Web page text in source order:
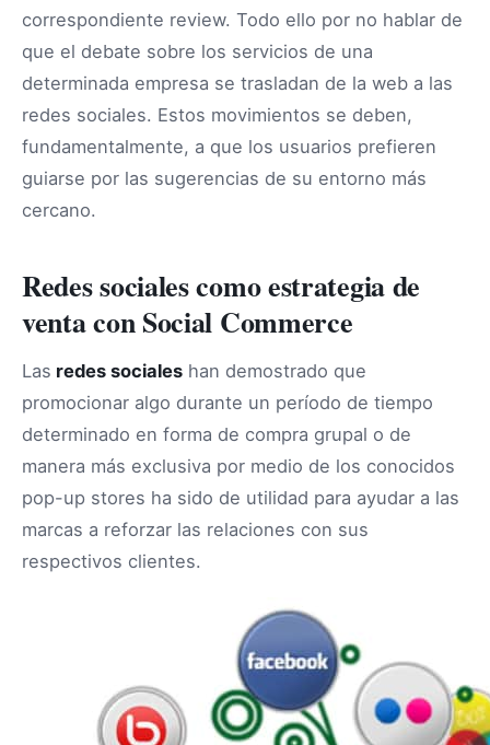
correspondiente review. Todo ello por no hablar de
que el debate sobre los servicios de una
determinada empresa se trasladan de la web a las
redes sociales. Estos movimientos se deben,
fundamentalmente, a que los usuarios prefieren
guiarse por las sugerencias de su entorno más
cercano.
Redes sociales como estrategia de
venta con Social Commerce
Las redes sociales han demostrado que
promocionar algo durante un período de tiempo
determinado en forma de compra grupal o de
manera más exclusiva por medio de los conocidos
pop-up stores ha sido de utilidad para ayudar a las
marcas a reforzar las relaciones con sus
respectivos clientes.